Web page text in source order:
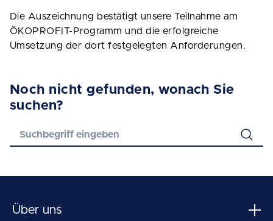
Die Auszeichnung bestätigt unsere Teilnahme am
ÖKOPROFIT-Programm und die erfolgreiche
Umsetzung der dort festgelegten Anforderungen.
Noch nicht gefunden, wonach Sie
suchen?
Über uns